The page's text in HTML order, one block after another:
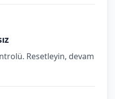
Resetleyin, devam